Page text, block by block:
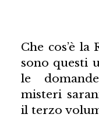
Che cos’è
sono questi
le
misteri
il terzo